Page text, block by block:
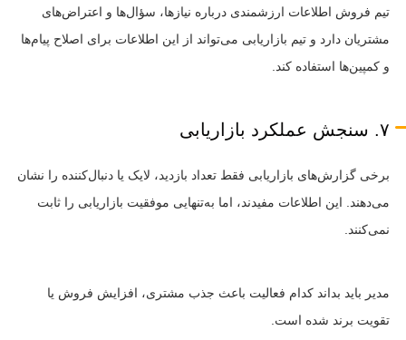
تیم فروش اطلاعات ارزشمندی درباره نیازها، سؤال‌ها و اعتراض‌های
مشتریان دارد و تیم بازاریابی می‌تواند از این اطلاعات برای اصلاح پیام‌ها
و کمپین‌ها استفاده کند.
۷. سنجش عملکرد بازاریابی
برخی گزارش‌های بازاریابی فقط تعداد بازدید، لایک یا دنبال‌کننده را نشان
می‌دهند. این اطلاعات مفیدند، اما به‌تنهایی موفقیت بازاریابی را ثابت
نمی‌کنند.
مدیر باید بداند کدام فعالیت باعث جذب مشتری، افزایش فروش یا
تقویت برند شده است.